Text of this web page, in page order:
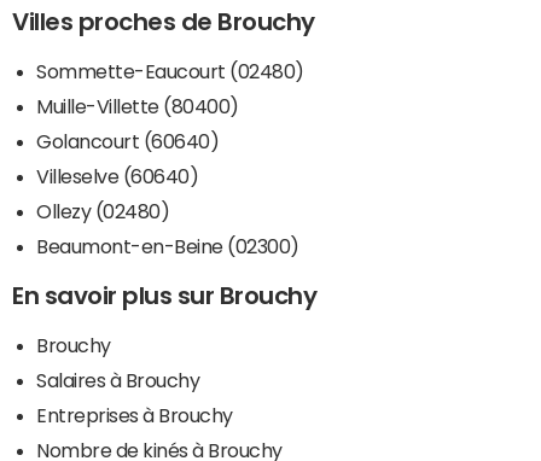
Villes proches de Brouchy
Sommette-Eaucourt (02480)
Muille-Villette (80400)
Golancourt (60640)
Villeselve (60640)
Ollezy (02480)
Beaumont-en-Beine (02300)
En savoir plus sur Brouchy
Brouchy
Salaires à Brouchy
Entreprises à Brouchy
Nombre de kinés à Brouchy